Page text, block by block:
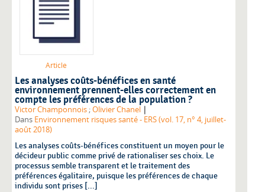
Article
Les analyses coûts-bénéfices en santé
environnement prennent-elles correctement en
compte les préférences de la population ?
Victor Champonnois ;Olivier Chanel |
Dans Environnement risques santé - ERS (vol. 17, n° 4, juillet-
août 2018)
Les analyses coûts-bénéfices constituent un moyen pour le
décideur public comme privé de rationaliser ses choix. Le
processus semble transparent et le traitement des
préférences égalitaire, puisque les préférences de chaque
individu sont prises [...]